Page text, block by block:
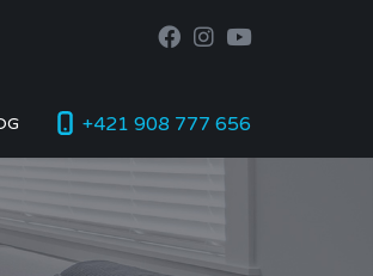
+421 908 777 656